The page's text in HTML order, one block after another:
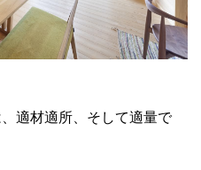
適材適所、そして適量で